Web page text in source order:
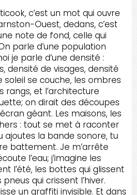
c’est un mot qui ouvre
Ouest, dedans, c’est
note de fond, celle qui
parle d’une population
je parle d’une densité :
densité de visages, densité
soleil se couche, les ombres
rangs, et l’architecture
on dirait des découpes
géant. Les maisons, les
: tout se met à raconter
ajoutes la bande sonore, tu
battement. Je m’arrête
l’eau; j’imagine les
l’été, les bottes qui glissent
qui crissent l’hiver.
un graffiti invisible. Et dans